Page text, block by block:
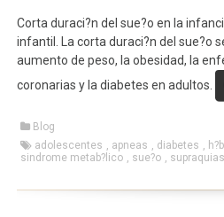
Corta duraci?n del sue?o en la
infantil. La corta duraci?n del sue?o
aumento de peso, la obesidad, la
coronarias y la diabetes en adultos.
Blog
adolescentes , apneas , diabetes ,
sindrome metab?lico , sue?o ,